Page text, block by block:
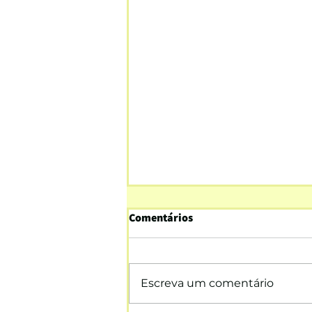
Letras do alfabeto
Comentários
Escreva um comentário